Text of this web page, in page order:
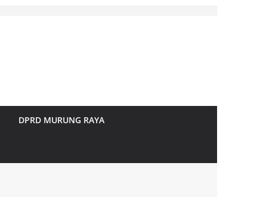
DPRD MURUNG RAYA